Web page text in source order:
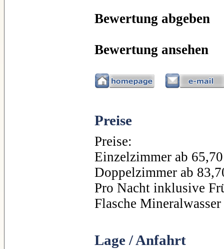
Bewertung abgeben
Bewertung ansehen
Preise
Preise:
Einzelzimmer ab
Doppelzimmer ab
Pro Nacht inklusive
Flasche Mineralwasser
Lage / Anfahrt